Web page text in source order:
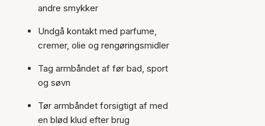
andre smykker
Undgå kontakt med parfume,
cremer, olie og rengøringsmidler
Tag armbåndet af før bad, sport
og søvn
Tør armbåndet forsigtigt af med
en blød klud efter brug